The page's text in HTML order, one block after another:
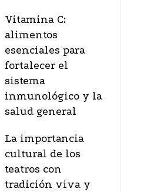
Vitamina C:
alimentos
esenciales para
fortalecer el
sistema
inmunológico y la
salud general
La importancia
cultural de los
teatros con
tradición viva y